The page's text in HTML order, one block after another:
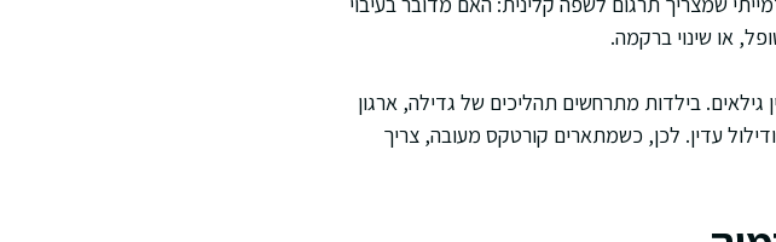
או שינוי ברקמה.
גילאים. בילדות מתרחשים תהליכים של גדילה, ארגון
עדין. לכן, כשמתארים קורטקס מעובה, צריך